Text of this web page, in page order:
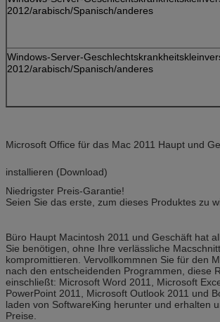
2012/arabisch/Spanisch/anderes
Windows-Server-
2012/arabisch/Spanisch/anderes
Microsoft Office für das Mac 2011 Haupt und
installieren (Download)
Niedrigster Preis-Garantie!
Seien Sie das erste, zum dieses Produktes zu
Büro Haupt Macintosh 2011 und Geschäft hat
Sie benötigen, ohne Ihre verlässliche
kompromittieren. Vervollkommnen Sie für den
nach den entscheidenden Programmen, diese
einschließt: Microsoft Word 2011, Microsoft
PowerPoint 2011, Microsoft Outlook 2011 und
laden von SoftwareKing herunter und erhalten
Preise.